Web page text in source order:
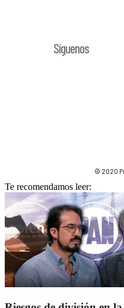
Síguenos
© 2020
Te recomendamos leer: